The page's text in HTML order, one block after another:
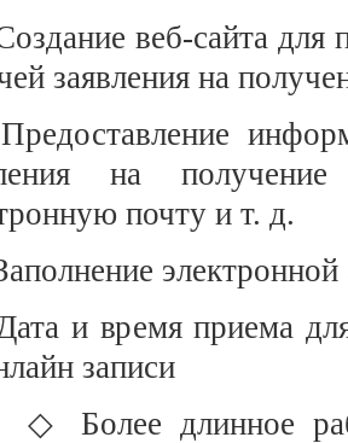
веб-сайта для
заявления на
на
почту и т. д.
и время приема
записи
◇ Более длинное